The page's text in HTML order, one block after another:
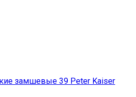
замшевые 39 Peter Kaiser